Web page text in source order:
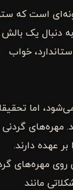
است که
دنبال یک بالش
خواب
اما
مهره‌های گردنی
عهده دارند.
روی مهره‌های
مانند